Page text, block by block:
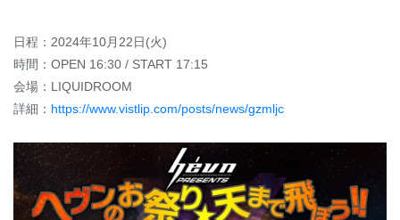
日程：2024年10月22日(火)
時間：OPEN 16:30 / START 17:15
会場：LIQUIDROOM
詳細： https://www.vistlip.com/posts/news/gzmljc